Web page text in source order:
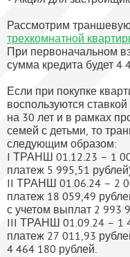
Рассмотрим
трехкомнатной
При первоначальном
сумма кредита будет 4
Если при покупке
воспользуются
на 30 лет и в рамках
семей с детьми, то
следующим образом:
I ТРАНШ 01.12.23 – 1
платеж 5 995,51
II ТРАНШ 01.06.24 – 2
платеж 18 059,49
с учетом выплат 2 993
III ТРАНШ 01.09.24 – 1
платеж 27 011,93
4 464 180 рублей.